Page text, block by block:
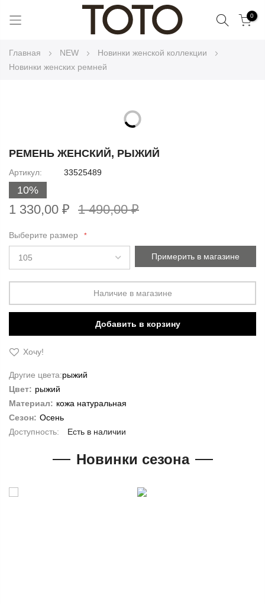
Поиск0
Главная NEW
Новинки женской коллекции
Новинки женских ремней
end
of
the
images
gallery
to
beginning
the
gallery
РЕМЕНЬ ЖЕНСКИЙ, РЫЖИЙ
Артикул 33525489
10%
1 330,00 ₽ 1 490,00 ₽
Выберите размер
Примерить в магазине
Наличие в магазине
Добавить в корзину
Хочу!
Другие цвета:рыжий
Цвет: рыжий
Материал: кожа натуральная
Сезон: Осень
Есть в наличии
Новинки сезона